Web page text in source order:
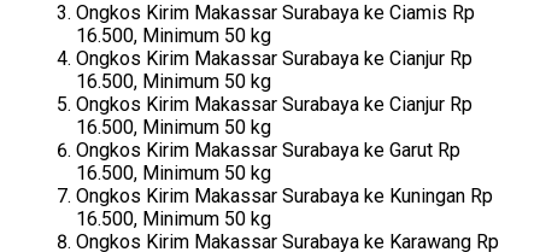
Ongkos Kirim Makassar Surabaya ke Ciamis Rp
16.500, Minimum 50 kg
Ongkos Kirim Makassar Surabaya ke Cianjur Rp
16.500, Minimum 50 kg
Ongkos Kirim Makassar Surabaya ke Cianjur Rp
16.500, Minimum 50 kg
Ongkos Kirim Makassar Surabaya ke Garut Rp
16.500, Minimum 50 kg
Ongkos Kirim Makassar Surabaya ke Kuningan Rp
16.500, Minimum 50 kg
Ongkos Kirim Makassar Surabaya ke Karawang Rp